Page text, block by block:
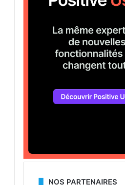
NOS PARTENAIRES